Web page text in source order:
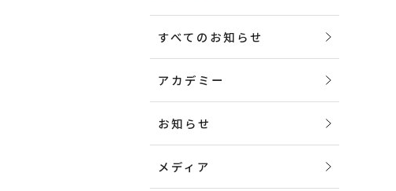
すべてのお知らせ
アカデミー
お知らせ
メディア